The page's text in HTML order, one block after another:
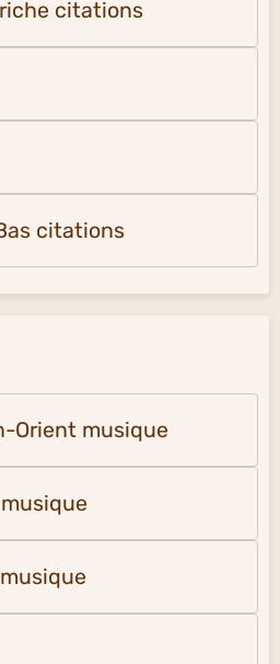
citations
citations
Orient musique